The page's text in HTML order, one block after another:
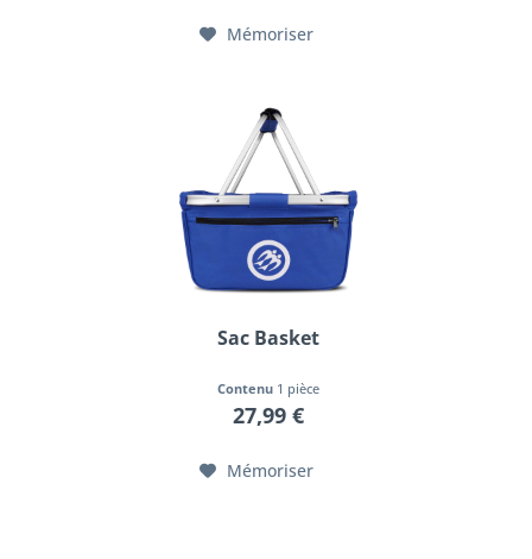
Mémoriser
Sac Basket
Contenu 1 pièce
27,99 €
Mémoriser